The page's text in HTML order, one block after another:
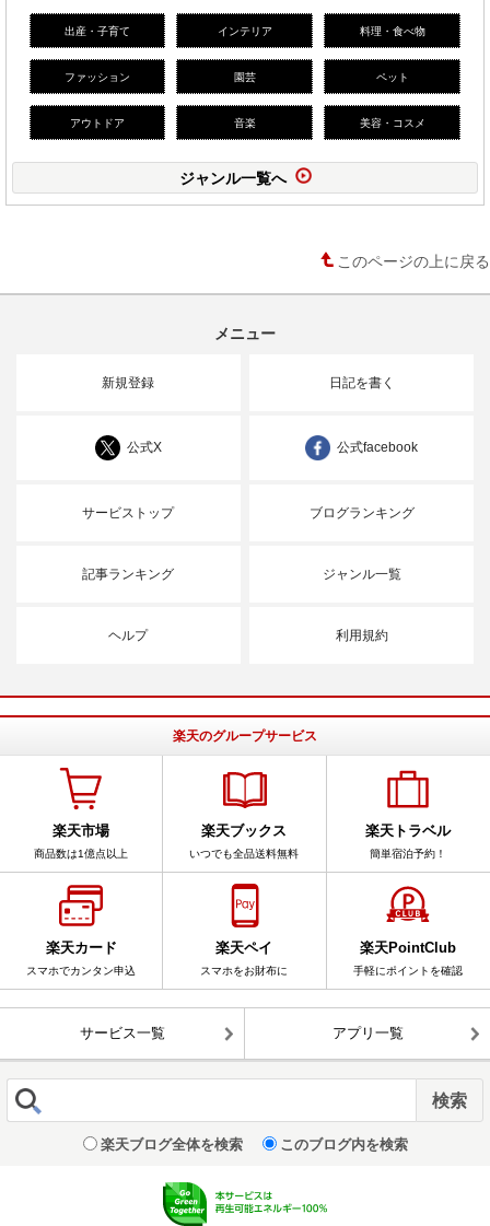
出産・子育て インテリア 料理・食べ物
ファッション 園芸 ペット
アウトドア 音楽 美容・コスメ
ジャンル一覧へ
このページの上に戻る
メニュー
新規登録 日記を書く
公式X 公式facebook
サービストップ ブログランキング
記事ランキング ジャンル一覧
ヘルプ 利用規約
楽天のグループサービス
楽天市場
商品数は1億点以上
楽天ブックス
いつでも全品送料無料
楽天トラベル
簡単宿泊予約！
楽天カード
スマホでカンタン申込
楽天ペイ
スマホをお財布に
楽天PointClub
手軽にポイントを確認
サービス一覧 アプリ一覧
楽天ブログ全体を検索 このブログ内を検索